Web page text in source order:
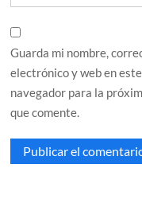
Guarda mi nombre,
electrónico y web en este
navegador para la
que comente.